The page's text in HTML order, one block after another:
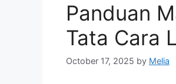
Panduan
Tata Cara
October 17, 2025 by Melia